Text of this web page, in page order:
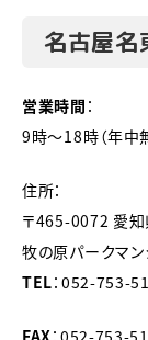
名古屋名
営業時間 ：
9時～18時（年中
住所：
〒465-0072 愛
牧の原パークマ
TEL：052-753-
FAX：052-753-